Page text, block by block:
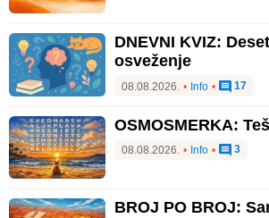
DNEVNI KVIZ:
osveženje
08.08.2026. • Info • 17
OSMOSMERKA:
08.08.2026. • Info • 3
BROJ PO BROJ: